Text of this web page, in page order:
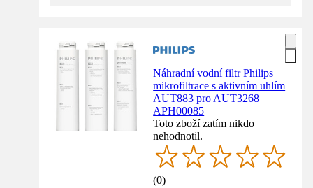
Náhradní vodní filtr Philips
mikrofiltrace s aktivním uhlím
AUT883 pro AUT3268
APH00085
Toto zboží zatím nikdo
nehodnotil.
(0)